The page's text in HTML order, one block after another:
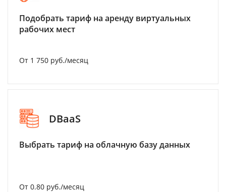
Подобрать тариф на аренду виртуальных
рабочих мест
От 1 750 руб./месяц
DBaaS
Выбрать тариф на облачную базу данных
От 0.80 руб./месяц